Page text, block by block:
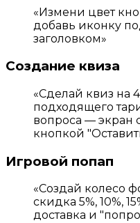
«Измени цвет
добавь иконку
заголовком»
Создание квиза
«Сделай квиз на
подходящего
вопроса — экран
кнопкой
Игровой попап
«Создай колесо
скидка 5%, 10%,
доставка и